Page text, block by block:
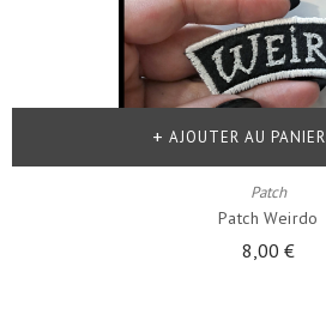
Patch
Patch Weirdo
8,00 €
AJOUTER AU PANIER